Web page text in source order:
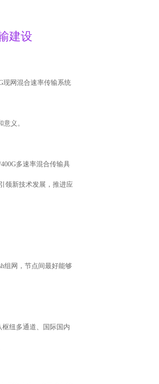
建设
网混合速率传输系统
义。
多速率混合传输具
领新技术发展，推进应
组网，节点间最好能够
纽多通道、国际国内